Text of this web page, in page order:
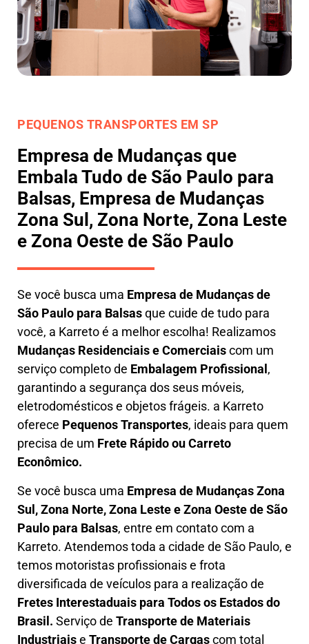
PEQUENOS TRANSPORTES EM SP
Empresa de Mudanças que
Embala Tudo de São Paulo para
Balsas, Empresa de Mudanças
Zona Sul, Zona Norte, Zona Leste
e Zona Oeste de São Paulo
Se você busca uma Empresa de Mudanças de
São Paulo para Balsasque cuide de tudo para
você, a Karretoé a melhor escolha! Realizamos
Mudanças Residenciais e Comerciaiscom um
serviço completo de Embalagem Profissional ,
garantindo a segurança dos seus móveis,
eletrodomésticos e objetos frágeis. a Karreto
oferece Pequenos Transportes, ideais para quem
precisa de um Frete Rápido ou Carreto
Econômico.
Se você busca uma Empresa de Mudanças Zona
Sul, Zona Norte, Zona Leste e Zona Oestede São
Paulo para Balsas, entre em contato com a
Karreto. Atendemos toda a cidade de São Paulo, e
temos motoristas profissionais e frota
diversificada de veículos para a realização de
Fretes Interestaduais para Todos os Estados do
Brasil. Serviço de Transporte de Materiais
Industriaise Transporte de Cargascom total